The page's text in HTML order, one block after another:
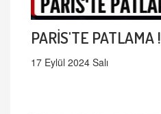
PARİS'TE PATLAMA !
17 Eylül 2024 Salı